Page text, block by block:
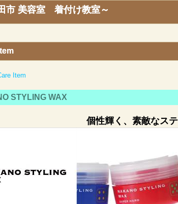
市 美容室 着付け教室～
Item
STYLING WAX
個性輝く、素敵なステ